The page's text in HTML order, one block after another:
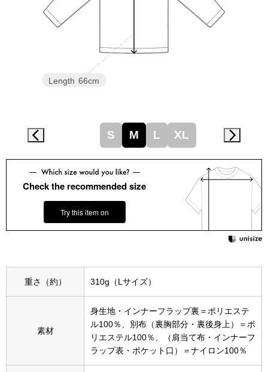
Miss Kyouko／ミスキョウコ
ランド
集
すべて見る
スニーカー
財布／コイン
革小物
ウオッチ／ア
Length 66cm
S M L XL
Check the recommended size
Try this item on
重さ（約） 310g（Lサイズ）
素材
身生地・インナーフラップ裏＝ポリエステ
ル100％、別布（裏胸部分・裏後身上）＝ポ
リエステル100％、（肩当て布・インナーフ
ラップ表・ポケット口）＝ナイロン100％